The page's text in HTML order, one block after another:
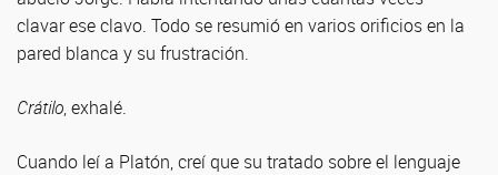
clavar ese clavo. Todo se resumió en varios orificios en la
pared blanca y su frustración.
Crátilo, exhalé.
Cuando leí a Platón, creí que su tratado sobre el lenguaje